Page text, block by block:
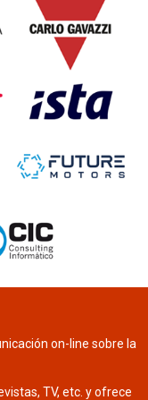
on-line sobre la
TV, etc. y ofrece